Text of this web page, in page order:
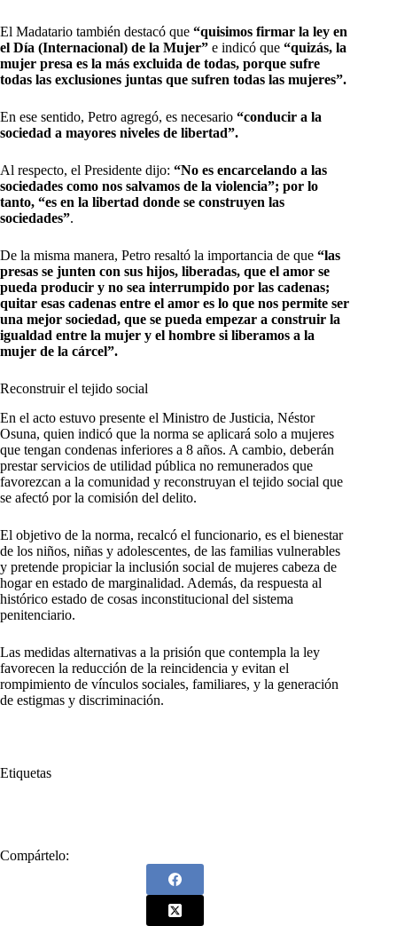
​El Madatario también destacó que “quisimos firmar la ley en
el Día (Internacional) de la Mujer” e indicó que “quizás, la
mujer presa es la más excluida de todas, porque sufre
todas las exclusiones juntas que sufren todas las mujeres”.
En ese sentido, Petro agregó, es necesario “conducir a la
sociedad a mayores niveles de libertad”.
Al respecto, el Presidente dijo: “No es encarcelando a las
sociedades como nos salvamos de la violencia”; por lo
tanto, “es en la libertad donde se construyen las
sociedades”.
De la misma manera, Petro resaltó la importancia de que “las
presas se junten con sus hijos, liberadas, que el amor se
pueda producir y no sea interrumpido por las cadenas;
quitar esas cadenas entre el amor es lo que nos permite ser
una mejor sociedad, que se pueda empezar a construir la
igualdad entre la mujer y el hombre si liberamos a la
mujer de la cárcel”.
Reconstruir el tejido social
En el acto estuvo presente el Ministro de Justicia, Néstor
Osuna, quien indicó que la norma se aplicará solo a mujeres
que tengan condenas inferiores a 8 años. A cambio, deberán
prestar servicios de utilidad pública no remunerados que
favorezcan a la comunidad y reconstruyan el tejido social que
se afectó por la comisión del delito.
El objetivo de la norma, recalcó el funcionario, es el bienestar
de los niños, niñas y adolescentes, de las familias vulnerables
y pretende propiciar la inclusión social de mujeres cabeza de
hogar en estado de marginalidad. Además, da respuesta al
histórico estado de cosas inconstitucional del sistema
penitenciario.
Las medidas alternativas a la prisión que contempla la ley
favorecen la reducción de la reincidencia y evitan el
rompimiento de vínculos sociales, familiares, y la generación
de estigmas y discriminación.
Etiquetas
Compártelo: